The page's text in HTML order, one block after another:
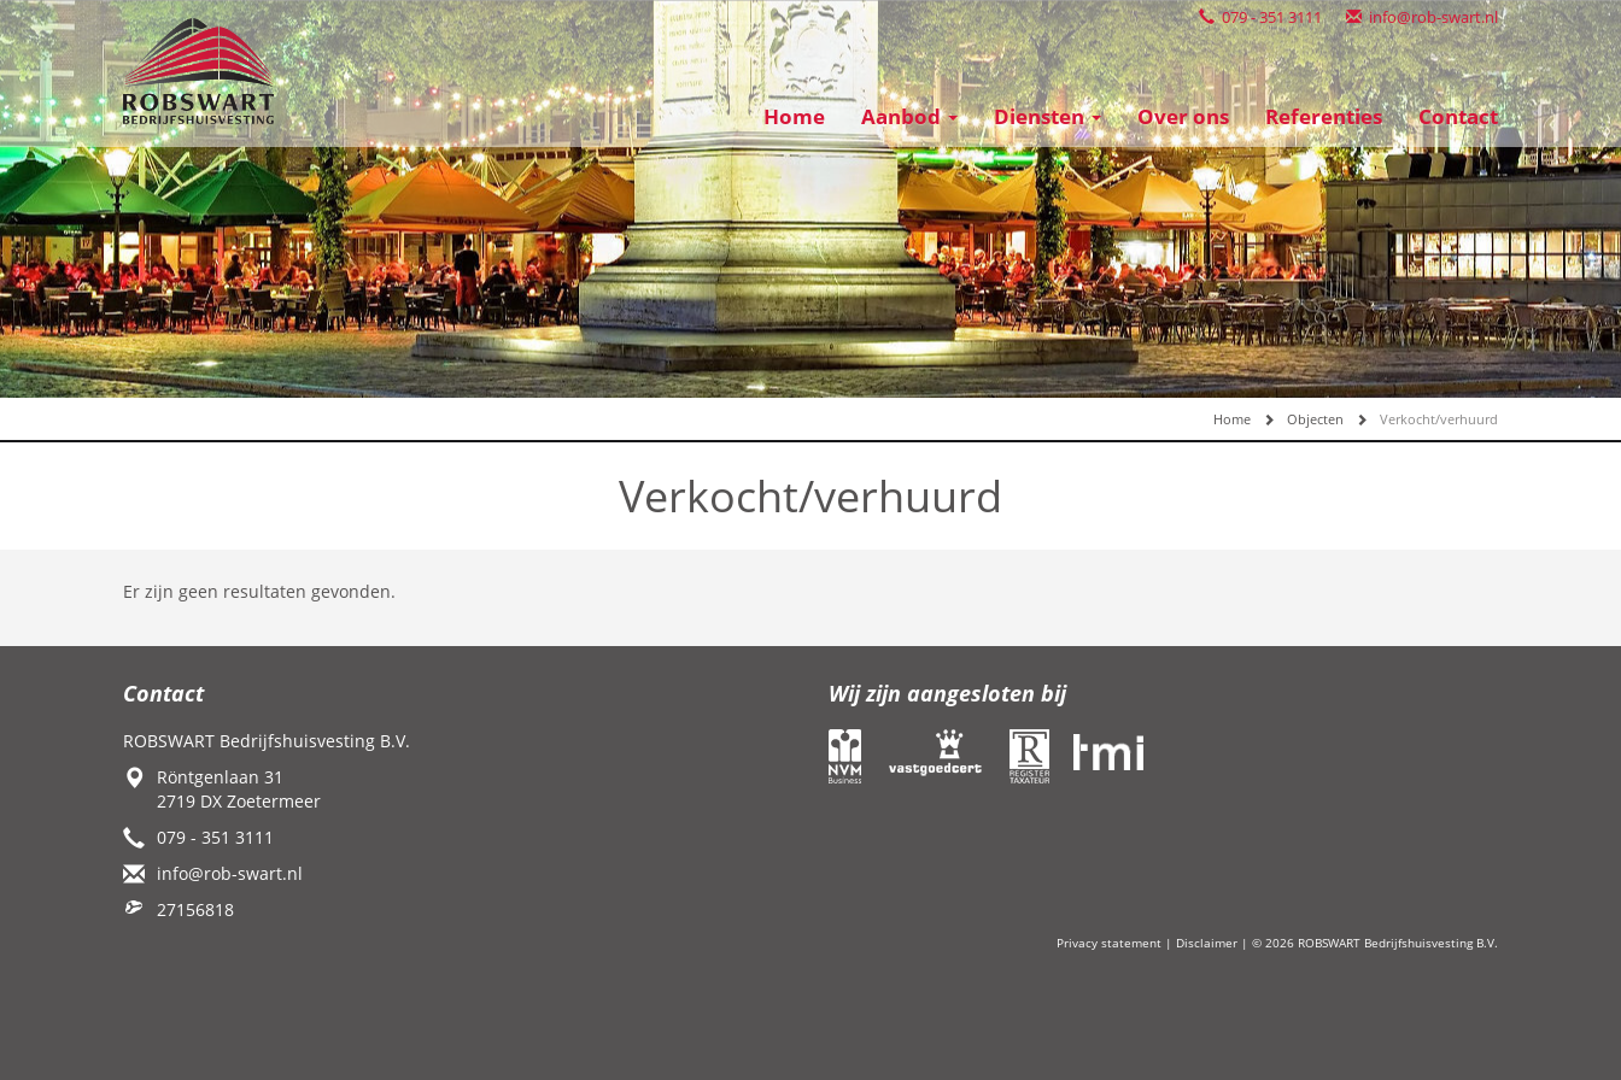
079 - 351 3111 info@rob-swart.nl
Home Aanbod Diensten Over ons Referenties Contact
Home Objecten Verkocht/verhuurd
Verkocht/verhuurd
Er zijn geen resultaten gevonden.
Contact
ROBSWART Bedrijfshuisvesting B.V.
Röntgenlaan 31
2719 DX Zoetermeer
079 - 351 3111
info@rob-swart.nl
27156818
Wij zijn aangesloten bij
Privacy statement | Disclaimer | © 2026 ROBSWART Bedrijfshuisvesting B.V.